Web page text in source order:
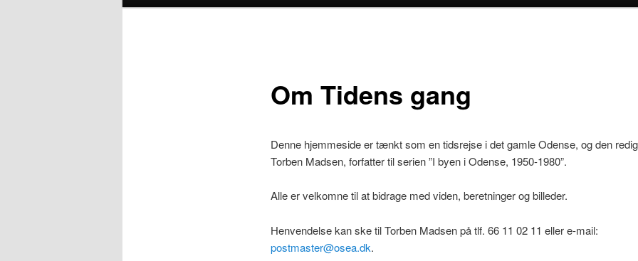
Om Tidens gang
Denne hjemmeside er tænkt som en tidsrejse i det gamle Odense, og den
Torben Madsen, forfatter til serien ”I byen i Odense, 1950-1980”.
Alle er velkomne til at bidrage med viden, beretninger og billeder.
Henvendelse kan ske til Torben Madsen på tlf. 66 11 02 11 eller e-mail:
postmaster@osea.dk.